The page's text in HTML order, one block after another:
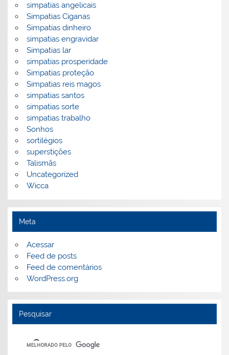
simpatias angelicais
Simpatias Ciganas
Simpatias dinheiro
simpatias engravidar
Simpatias lar
simpatias prosperidade
Simpatias proteção
Simpatias reis magos
simpatias santos
simpatias sorte
simpatias trabalho
Sonhos
sortilégios
superstições
Talismãs
Uncategorized
Wicca
Meta
Acessar
Feed de posts
Feed de comentários
WordPress.org
Pesquisar